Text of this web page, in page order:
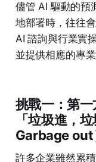
儘管 AI 驅動的預
地部署時，往往
AI 諮詢與行業實
並提供相應的專
挑戰一：第
「垃圾進，
Garbage out
許多企業雖然累